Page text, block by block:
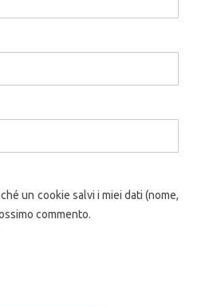
un cookie salvi i miei dati (nome,
commento.